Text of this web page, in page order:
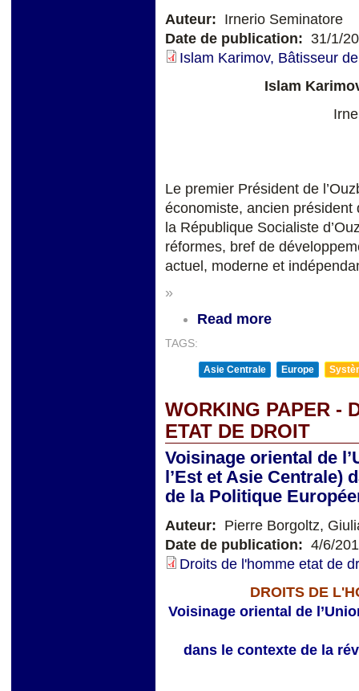
Auteur: Irnerio Seminatore
Date de publication: 31/1/
Islam Karimov, Bâtisseur
Islam
Le premier Président de
économiste, ancien
la République Socialiste
réformes, bref de
actuel, moderne et
»
Read more
TAGS:
Asie Centrale Europe
WORKING PAPER -
ETAT DE DROIT
Voisinage oriental de
l’Est et Asie Centrale)
de la Politique
Auteur: Pierre Borgoltz,
Date de publication: 4/6/
Droits de l'homme etat de
DROITS DE
Voisinage oriental de
dans le contexte de la